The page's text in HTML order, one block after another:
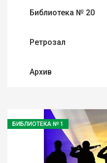
Библиотека № 20
Ретрозал
Архив
БИБЛИОТЕКА № 1